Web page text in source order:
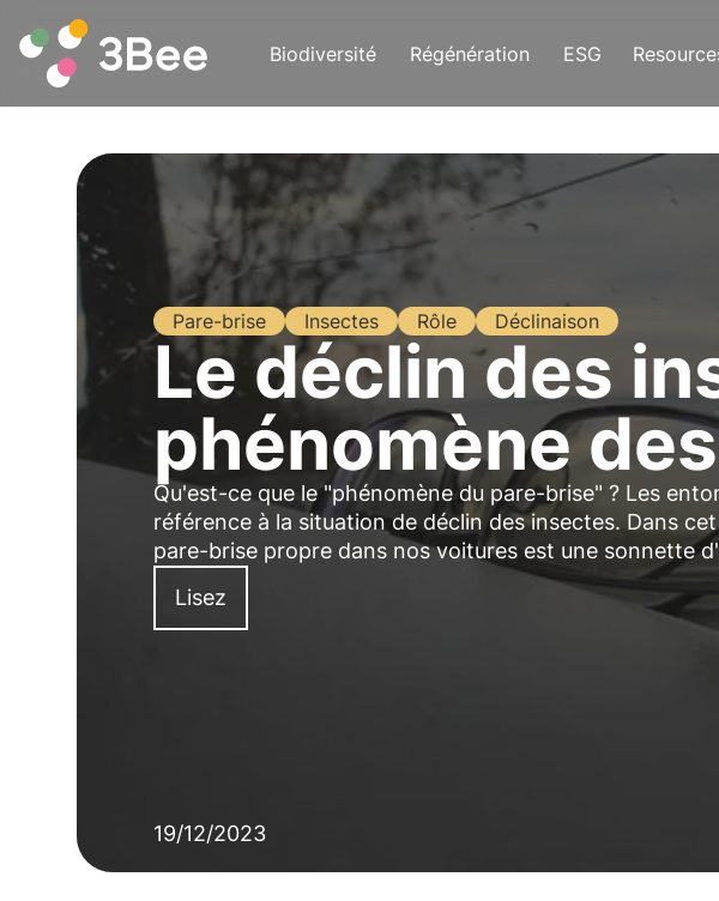
Biodiversité Régénération ESG
Pare-brise Insectes Rôle Déclinaison
Le déclin des
phénomène
Qu'est-ce que le "phénomène du pare-brise" ? Les
référence à la situation de déclin des insectes. Dans
pare-brise propre dans nos voitures est une sonnette
Lisez
19/12/2023